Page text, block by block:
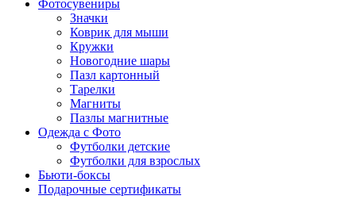
Фотоcувениры
Значки
Коврик для мыши
Кружки
Новогодние шары
Пазл картонный
Тарелки
Магниты
Пазлы магнитные
Одежда с Фото
Футболки детские
Футболки для взрослых
Бьюти-боксы
Подарочные сертификаты